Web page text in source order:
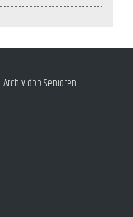
Archiv dbb Senioren